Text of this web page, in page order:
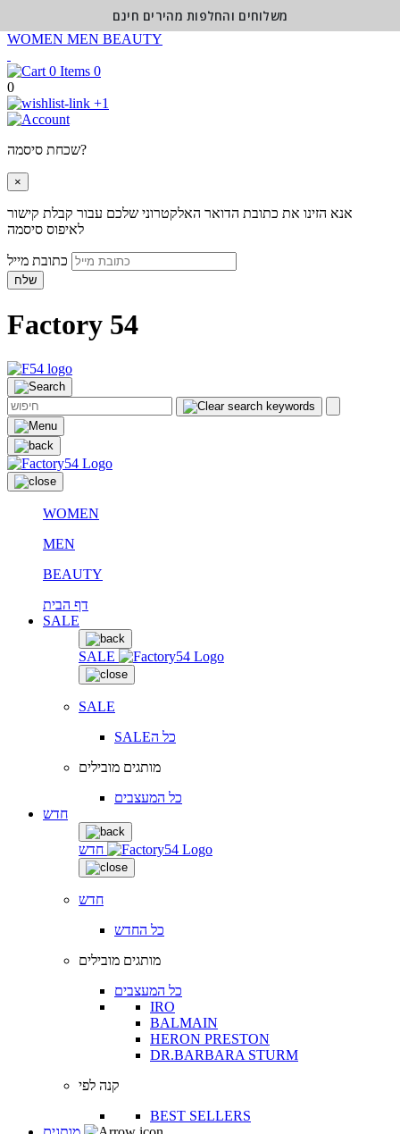
WOMEN MEN BEAUTY
0
0
+1
שכחת סיסמה?
×
אנא הזינו את כתובת הדואר האלקטרוני שלכם עבור קבלת קישור
לאיפוס סיסמה
שלח
Factory 54
WOMEN
MEN
BEAUTY
דף הבית
SALE
SALE
SALE
SALEכל ה
מותגים מובילים
כל המעצבים
חדש
חדש
חדש
כל החדש
מותגים מובילים
כל המעצבים
IRO
BALMAIN
HERON PRESTON
DR.BARBARA STURM
קנה לפי
BEST SELLERS
משלוחים והחלפות מהירים חינם